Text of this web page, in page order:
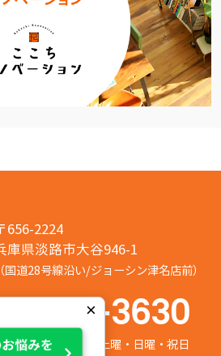
656-2224
庫県淡路市大谷946-1
（国道28号線沿い/ジョーシン津名店前）
7586-3630
定休日:第2/第4土曜・日曜・祝日
×